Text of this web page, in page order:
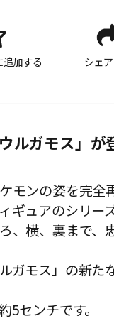
加する シェ
ルガモス」が
モンの姿を完全
ギュアのシリー
、横、裏まで、
ガモス」の新た
センチです。